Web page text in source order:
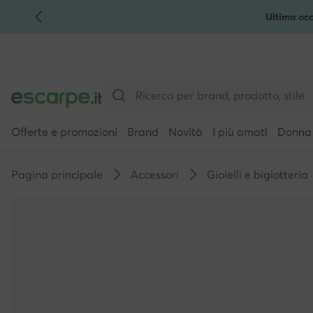
VAI AL CONTENUTO PRINCIPALE Ultima
Offerte e promozioni Brand Novità I più amati Donna
Pagina principale Accessori Gioielli e bigiotteria